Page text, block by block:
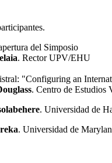
del Simposio
. Rector UPV/EHU
"Configuring an
. Centro de Estudios
. Universidad de
. Universidad de